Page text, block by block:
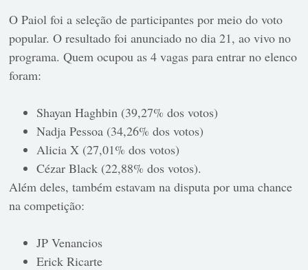
O Paiol foi a seleção de participantes por meio do voto
popular. O resultado foi anunciado no dia 21, ao vivo no
programa. Quem ocupou as 4 vagas para entrar no elenco
foram:
Shayan Haghbin (39,27% dos votos)
Nadja Pessoa (34,26% dos votos)
Alicia X (27,01% dos votos)
Cézar Black (22,88% dos votos).
Além deles, também estavam na disputa por uma chance
na competição:
JP Venancios
Erick Ricarte